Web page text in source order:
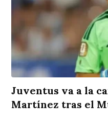
Juventus va a la
Martínez tras el